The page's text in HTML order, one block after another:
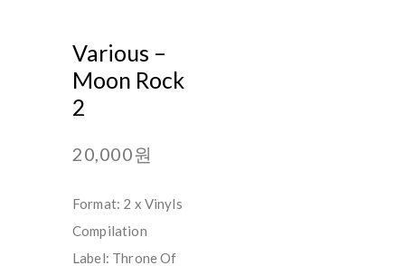
Various ‎–
Moon Rock
2
20,000원
Format: 2 x Vinyls
Compilation
Label: Throne Of